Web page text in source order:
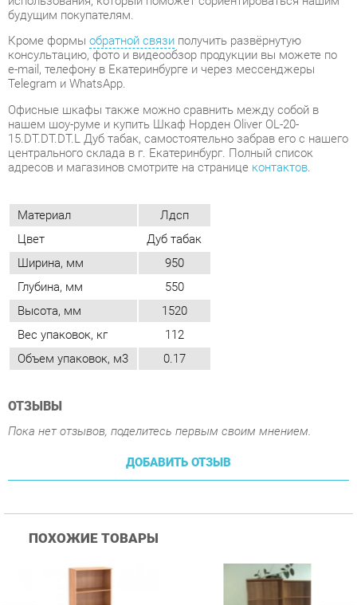
Офисные шкафы также можно сравнить между собой в
нашем шоу-руме и купить Шкаф Норден Oliver OL-20-
15.DT.DT.DT.L Дуб табак, самостоятельно забрав его с нашего
центрального склада в г. Екатеринбург. Полный список
адресов и магазинов смотрите на страницеконтактов.
Материал Лдсп
Цвет
Дуб табак
Ширина, мм
950
Высота, мм
1520
Вес упаковок, кг
112
Объем упаковок, м3
0.17
ОТЗЫВЫ
Пока нет отзывов, поделитесь первым своим мнением.
ДОБАВИТЬ ОТЗЫВ
Шкаф 5 секций Витра Шкаф 5 секций Витра
Альфа 62.40 орех Пегас